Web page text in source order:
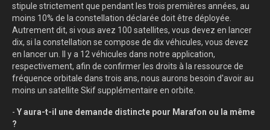
stipule strictement que pendant les trois premières années, au
moins 10% de la constellation déclarée doit être déployée.
Autrement dit, si vous avez 100 satellites, vous devez en lancer
dix, si la constellation se compose de dix véhicules, vous devez
en lancer un. Il y a 12 véhicules dans notre application,
respectivement, afin de confirmer les droits à la ressource de
fréquence orbitale dans trois ans, nous aurons besoin d'avoir au
moins un satellite Skif supplémentaire en orbite.
- Y aura-t-il une demande distincte pour Marafon ou la même
?